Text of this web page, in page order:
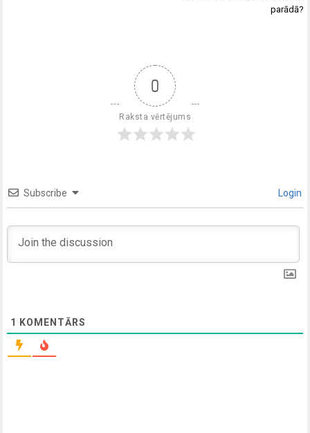
parādā?
0
Raksta vērtējums
Subscribe Login
1 KOMENTĀRS